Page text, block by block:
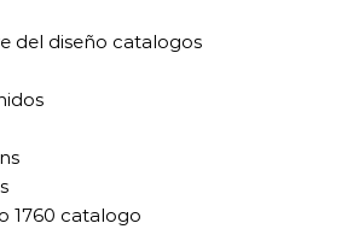
del diseño catalogos
1760 catalogo